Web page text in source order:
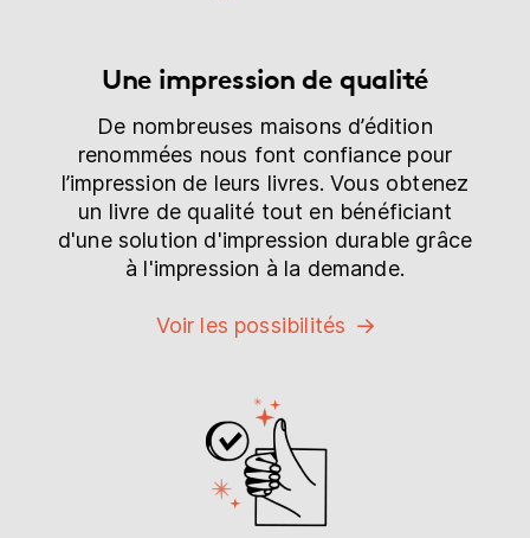
Une impression de qualité
De nombreuses maisons d’édition
renommées nous font confiance pour
l’impression de leurs livres. Vous obtenez
un livre de qualité tout en bénéficiant
d'une solution d'impression durable grâce
à l'impression à la demande.
Voir les possibilités